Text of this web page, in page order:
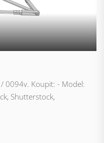
0094v. Koupit: - Model:
Shutterstock,